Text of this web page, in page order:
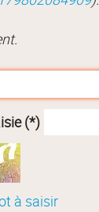
(*)
à saisir